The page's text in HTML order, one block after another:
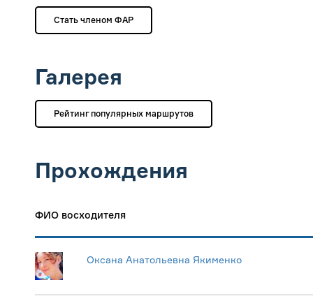
Стать членом ФАР
Галерея
Рейтинг популярных маршрутов
Прохождения
ФИО восходителя
Оксана Анатольевна Якименко